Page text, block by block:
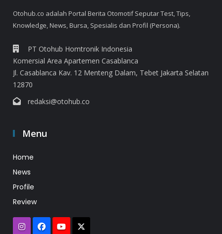
Otohub.co adalah Portal Berita Otomotif Seputar Test, Tips,
Knowledge, News, Bursa, Spesialis dan Profil (Persona).
PT Otohub Homtronik Indonesia
Komersial Area Apartemen Casablanca
Jl. Casablanca Kav. 12 Menteng Dalam, Tebet Jakarta Selatan
12870
redaksi@otohub.co
Menu
Home
News
Profile
Review